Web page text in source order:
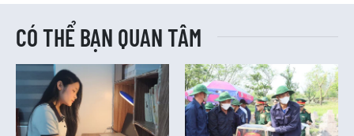
CÓ THỂ BẠN QUAN TÂM